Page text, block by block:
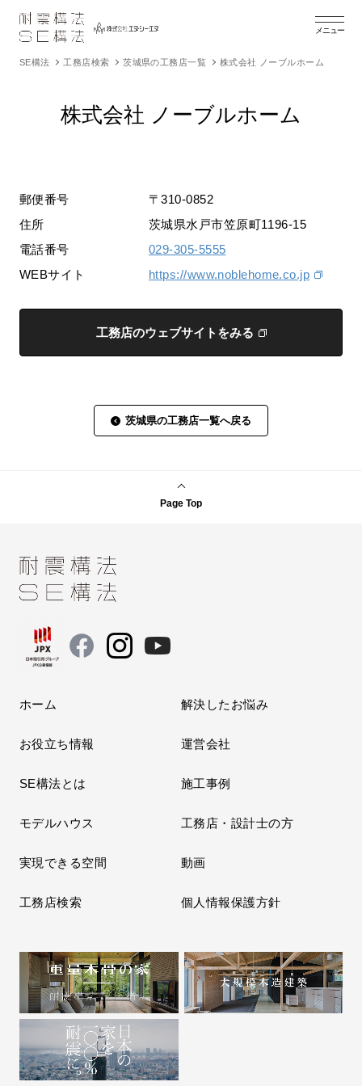
メニュー
SE構法 工務店検索 茨城県の工務店一覧 株式会社 ノーブルホーム
株式会社 ノーブルホーム
郵便番号
〒310-0852
住所
茨城県水戸市笠原町1196-15
電話番号
029-305-5555
WEBサイト
https://www.noblehome.co.jp
工務店のウェブサイトをみる
茨城県の工務店一覧へ戻る
Page Top
ホーム 解決したお悩み
お役立ち情報 運営会社
SE構法とは 施工事例
モデルハウス 工務店・設計士の方
実現できる空間 動画
工務店検索 個人情報保護方針